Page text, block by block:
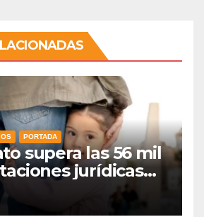
PORTADA
supera las 56 mil
jurídicas
los derechos de